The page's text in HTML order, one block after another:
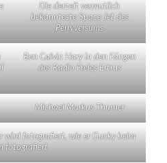
Die derzeit vermutlich
bekannteste Space Jet des
Perryversums
Ben Calvin Hary in den Fängen
des Radio Freies Ertrus
Michael Markus Thurner
wird fotografiert, wie er Gucky beim
fotografiert